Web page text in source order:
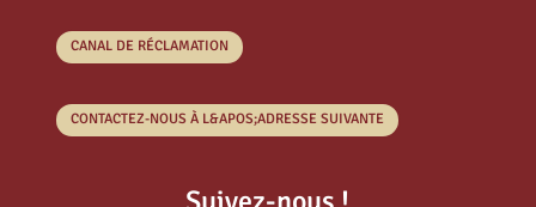
CANAL DE RÉCLAMATION
CONTACTEZ-NOUS À L&APOS;ADRESSE SUIVANTE